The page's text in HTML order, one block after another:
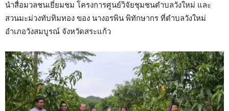
นำสื่อมวลชนเยี่ยมชม โครงการศูนย์วิจัยชุมชนตำบลวังใหม่ และ
สวนมะม่วงทับทิมทอง ของ นางอรพิน พิทักษากร ที่ตำบลวังใหม่
อำเภอวังสมบูรณ์ จังหวัดสระแก้ว